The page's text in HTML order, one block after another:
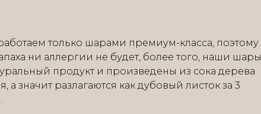
только шарами премиум-класса, поэтому
ни аллергии не будет, более того, наши шары
продукт и произведены из сока дерева
а значит разлагаются как дубовый листок за 3